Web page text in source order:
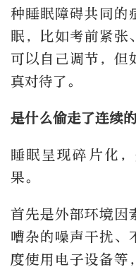
种睡眠障碍共同的
眠，比如考前紧张
可以自己调节，但
真对待了。
是什么偷走了连续
睡眠呈现碎片化
果。
首先是外部环境因
嘈杂的噪声干扰、
度使用电子设备等